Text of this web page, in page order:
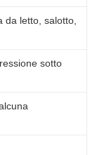
da letto, salotto,
sotto